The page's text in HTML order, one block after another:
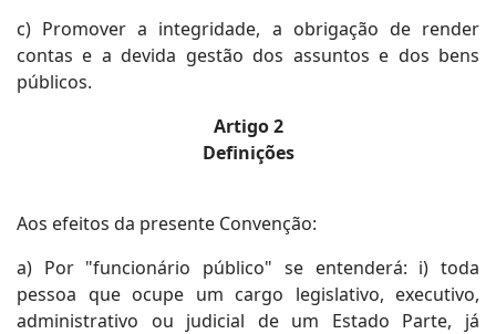
c) Promover a integridade, a obrigação de render
contas e a devida gestão dos assuntos e dos bens
públicos.
Artigo 2
Definições
Aos efeitos da presente Convenção:
a) Por "funcionário público" se entenderá: i) toda
pessoa que ocupe um cargo legislativo, executivo,
administrativo ou judicial de um Estado Parte, já